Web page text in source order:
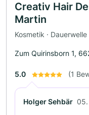
Creativ Hair
Martin
Kosmetik · Dauerwelle
Zum Quirinsborn 1,
5.0 (1
Holger Sehbär 05.